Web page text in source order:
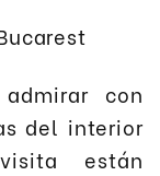
con
del interior
están